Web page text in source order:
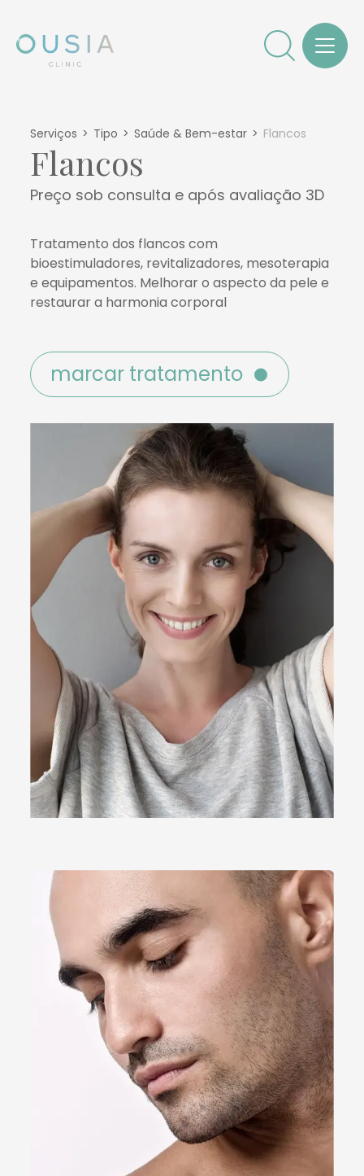
Serviços Tipo Saúde & Bem-estar Flancos
Flancos
Preço sob consulta e após avaliação 3D
Tratamento dos flancos com
bioestimuladores, revitalizadores, mesoterapia
e equipamentos. Melhorar o aspecto da pele e
restaurar a harmonia corporal
marcar tratamento